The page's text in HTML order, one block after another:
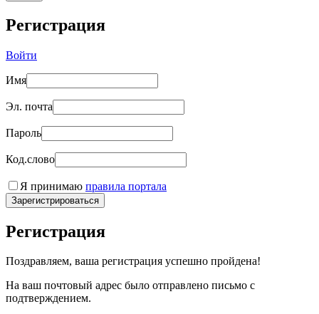
Регистрация
Войти
Имя
Эл. почта
Пароль
Код.слово
Я принимаю правила портала
Зарегистрироваться
Регистрация
Поздравляем, ваша регистрация успешно пройдена!
На ваш почтовый адрес было отправлено письмо с
подтверждением.